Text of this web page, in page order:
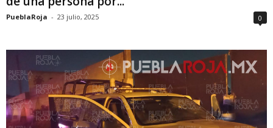
PueblaRoja - 23 julio, 2025 0